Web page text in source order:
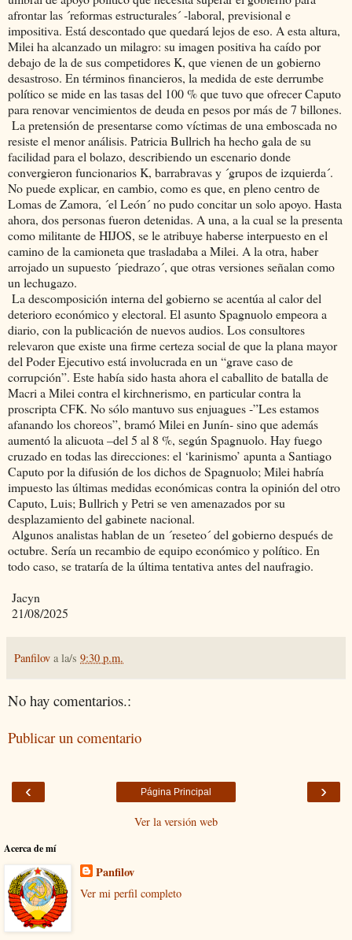
afrontar las ´reformas estructurales´ -laboral, previsional e
impositiva. Está descontado que quedará lejos de eso. A esta altura,
Milei ha alcanzado un milagro: su imagen positiva ha caído por
debajo de la de sus competidores K, que vienen de un gobierno
desastroso. En términos financieros, la medida de este derrumbe
político se mide en las tasas del 100 % que tuvo que ofrecer Caputo
para renovar vencimientos de deuda en pesos por más de 7 billones.
La pretensión de presentarse como víctimas de una emboscada no
resiste el menor análisis. Patricia Bullrich ha hecho gala de su
facilidad para el bolazo, describiendo un escenario donde
convergieron funcionarios K, barrabravas y ´grupos de izquierda´.
No puede explicar, en cambio, como es que, en pleno centro de
Lomas de Zamora, ´el León´ no pudo concitar un solo apoyo. Hasta
ahora, dos personas fueron detenidas. A una, a la cual se la presenta
como militante de HIJOS, se le atribuye haberse interpuesto en el
camino de la camioneta que trasladaba a Milei. A la otra, haber
arrojado un supuesto ´piedrazo´, que otras versiones señalan como
un lechugazo.
La descomposición interna del gobierno se acentúa al calor del
deterioro económico y electoral. El asunto Spagnuolo empeora a
diario, con la publicación de nuevos audios. Los consultores
relevaron que existe una firme certeza social de que la plana mayor
del Poder Ejecutivo está involucrada en un “grave caso de
corrupción”. Este había sido hasta ahora el caballito de batalla de
Macri a Milei contra el kirchnerismo, en particular contra la
proscripta CFK. No sólo mantuvo sus enjuagues -”Les estamos
afanando los choreos”, bramó Milei en Junín- sino que además
aumentó la alicuota –del 5 al 8 %, según Spagnuolo. Hay fuego
cruzado en todas las direcciones: el ‘karinismo’ apunta a Santiago
Caputo por la difusión de los dichos de Spagnuolo; Milei habría
impuesto las últimas medidas económicas contra la opinión del otro
Caputo, Luis; Bullrich y Petri se ven amenazados por su
desplazamiento del gabinete nacional.
Algunos analistas hablan de un ´reseteo´ del gobierno después de
octubre. Sería un recambio de equipo económico y político. En
todo caso, se trataría de la última tentativa antes del naufragio.
Jacyn
21/08/2025
Panfilov a la/s 9:30 p.m.
No hay comentarios.:
Publicar un comentario
‹ ›
Página Principal
Ver la versión web
Acerca de mí
Panfilov
Ver mi perfil completo